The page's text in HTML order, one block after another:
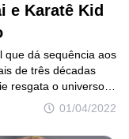
e Karatê Kid
01/04/2022
que dá sequência aos
de três décadas
resgata o universo
tendo seus filmes
dar
filmes, a série acaba